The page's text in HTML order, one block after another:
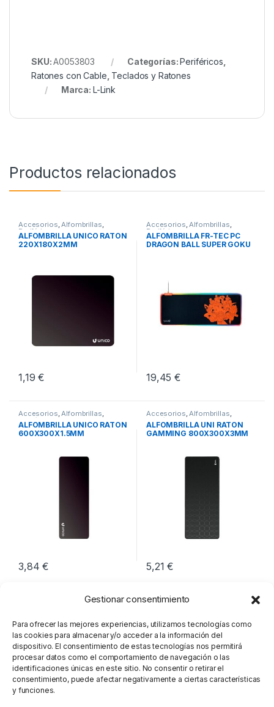
Gestionar consentimiento
Para ofrecer las mejores experiencias, utilizamos tecnologías como
las cookies para almacenar y/o acceder a la información del
dispositivo. El consentimiento de estas tecnologías nos permitirá
procesar datos como el comportamiento de navegación o las
identificaciones únicas en este sitio. No consentir o retirar el
consentimiento, puede afectar negativamente a ciertas características
y funciones.
SKU:A0053803 Categorías:Periféricos
Ratones con Cable Teclados y Ratones
Marca: L-Link
Productos relacionados
Accesorios,Alfombrillas,
Periféricos
ALFOMBRILLA UNICO RATON
220X180X2MM
1,19€
Accesorios,Alfombrillas,
Periféricos
ALFOMBRILLA FR-TEC PC
DRAGON BALL SUPER GOKU
19,45€
Accesorios,Alfombrillas,
Periféricos
ALFOMBRILLA UNICO RATON
600X300X1.5MM
3,84€
Accesorios,Alfombrillas,
Periféricos
ALFOMBRILLA UNI RATON
GAMMING 800X300X3MM
5,21€